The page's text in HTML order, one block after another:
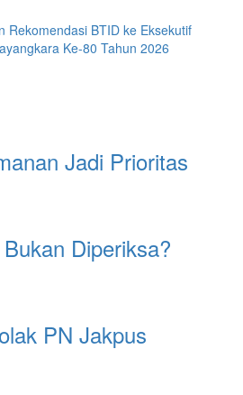
Rekomendasi BTID ke Eksekutif
Ke-80 Tahun 2026
Jadi Prioritas
Diperiksa?
PN Jakpus